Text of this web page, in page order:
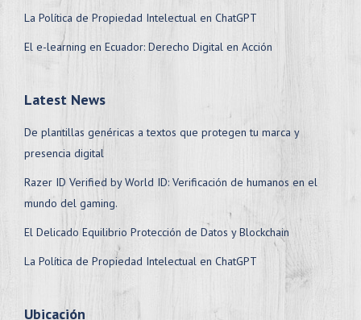
La Política de Propiedad Intelectual en ChatGPT
El e-learning en Ecuador: Derecho Digital en Acción
Latest News
De plantillas genéricas a textos que protegen tu marca y
presencia digital
Razer ID Verified by World ID: Verificación de humanos en el
mundo del gaming.
El Delicado Equilibrio Protección de Datos y Blockchain
La Política de Propiedad Intelectual en ChatGPT
Ubicación